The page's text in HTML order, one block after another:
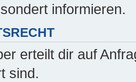
informieren.
erteilt dir auf
sind.